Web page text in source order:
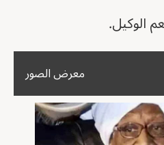
الوكيل.
معرض الصور